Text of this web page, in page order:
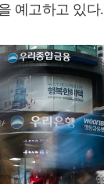
예고하고 있다.